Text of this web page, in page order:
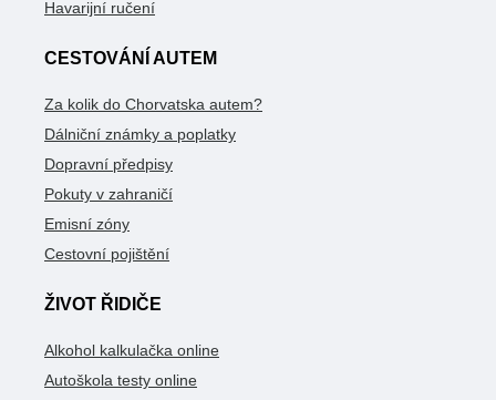
Havarijní ručení
CESTOVÁNÍ AUTEM
Za kolik do Chorvatska autem?
Dálniční známky a poplatky
Dopravní předpisy
Pokuty v zahraničí
Emisní zóny
Cestovní pojištění
ŽIVOT ŘIDIČE
Alkohol kalkulačka online
Autoškola testy online